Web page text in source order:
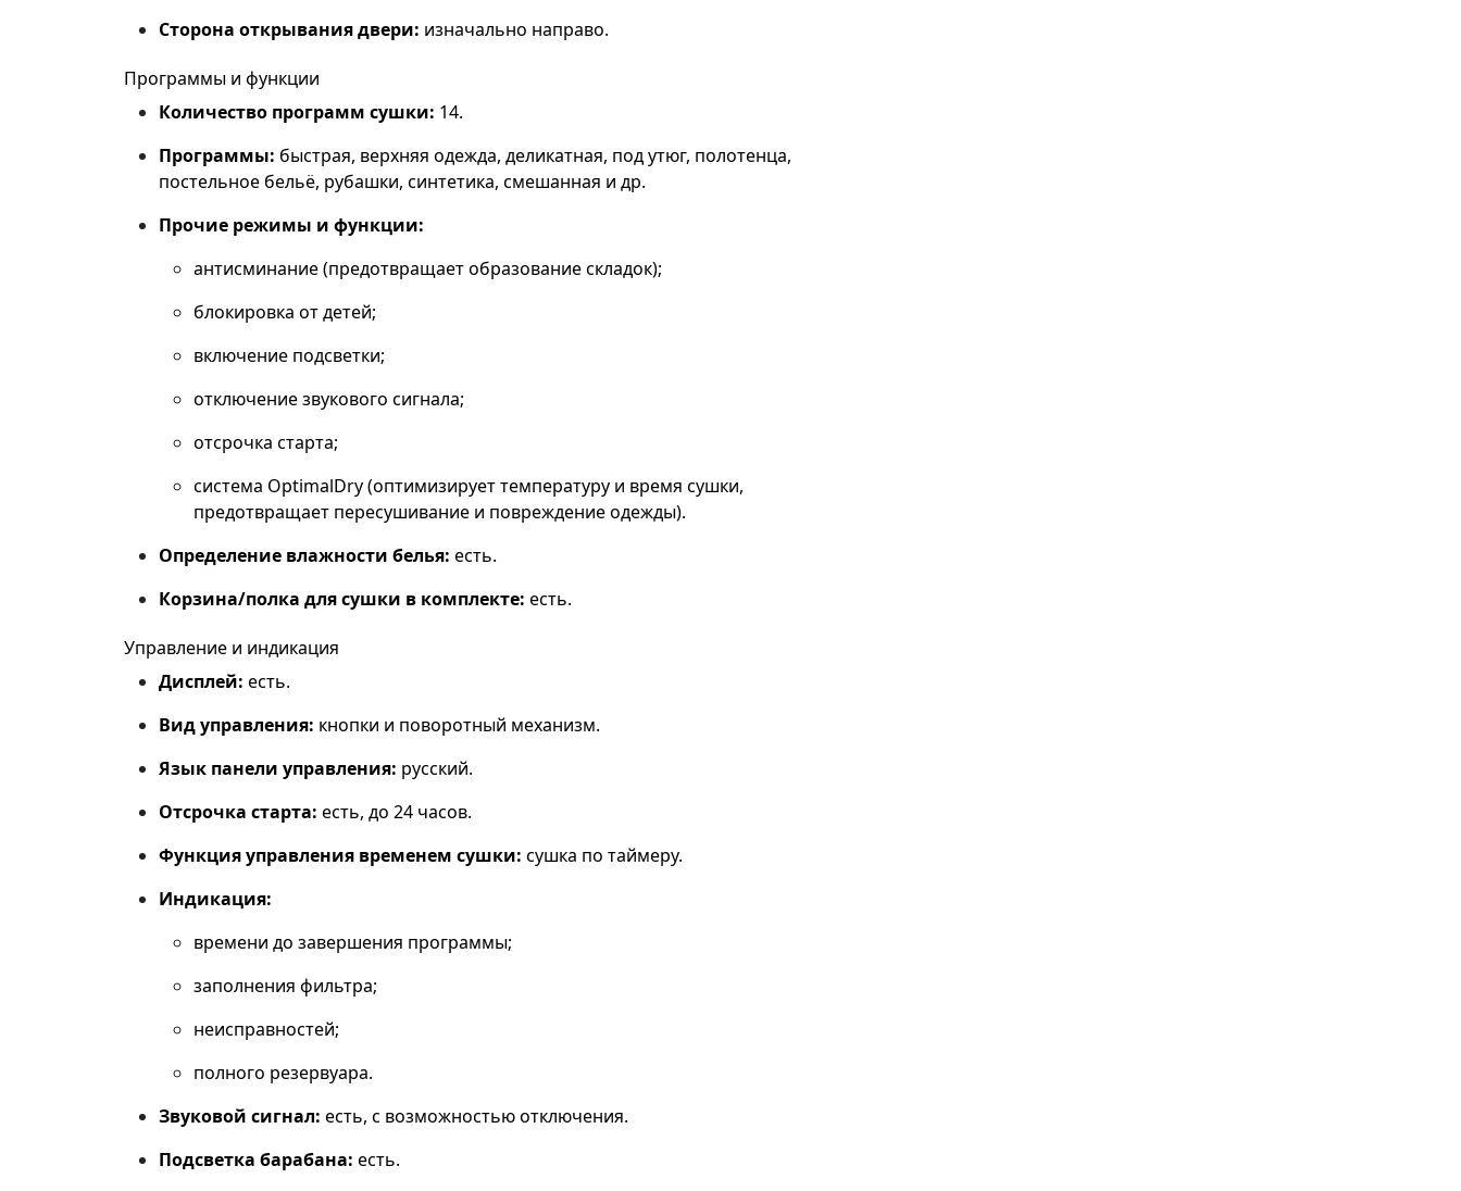
Сторона открывания двери: изначально направо.
Программы и функции
Количество программ сушки: 14.
Программы: быстрая, верхняя одежда, деликатная, под утюг, полотенца,
постельное бельё, рубашки, синтетика, смешанная и др.
Прочие режимы и функции:
антисминание (предотвращает образование складок);
блокировка от детей;
включение подсветки;
отключение звукового сигнала;
отсрочка старта;
система OptimalDry (оптимизирует температуру и время сушки,
предотвращает пересушивание и повреждение одежды).
Определение влажности белья: есть.
Корзина/полка для сушки в комплекте: есть.
Управление и индикация
Дисплей: есть.
Вид управления: кнопки и поворотный механизм.
Язык панели управления: русский.
Отсрочка старта: есть, до 24 часов.
Функция управления временем сушки: сушка по таймеру.
Индикация:
времени до завершения программы;
заполнения фильтра;
неисправностей;
полного резервуара.
Звуковой сигнал: есть, с возможностью отключения.
Подсветка барабана: есть.